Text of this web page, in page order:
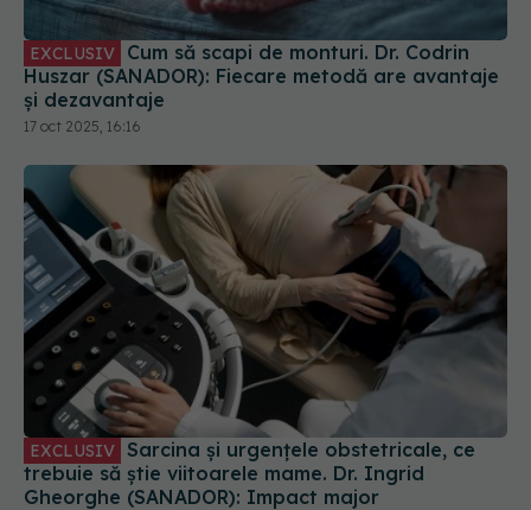
EXCLUSIV
Huszar (SANADOR): Fiecare metodă are avantaje
și dezavantaje
17 oct 2025, 16:16
EXCLUSIV
trebuie să știe viitoarele mame. Dr. Ingrid
Gheorghe (SANADOR): Impact major